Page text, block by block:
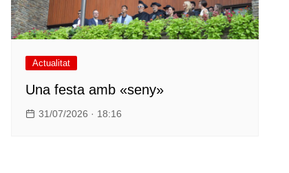
Actualitat
Una festa amb «seny»
31/07/2026 · 18:16